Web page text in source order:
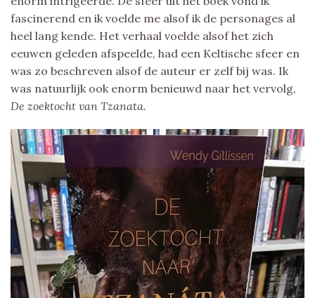
fascinerend en ik voelde me alsof ik de personages al
heel lang kende. Het verhaal voelde alsof het zich
eeuwen geleden afspeelde, had een Keltische sfeer en
was zo beschreven alsof de auteur er zelf bij was. Ik
was natuurlijk ook enorm benieuwd naar het vervolg,
De zoektocht van Tzanata.